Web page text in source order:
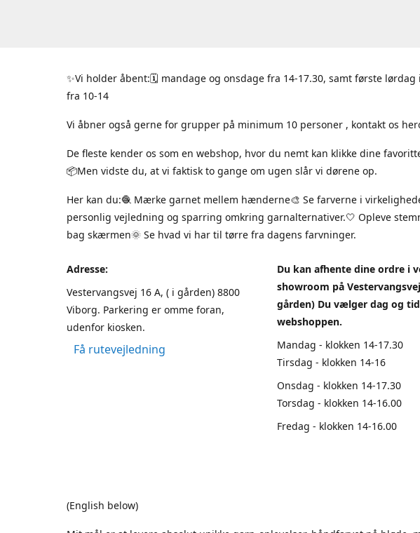
✨Vi holder åbent:🗓 mandage og onsdage fra 14-17.30, samt første lørdag
fra 10-14
Vi åbner også gerne for grupper på minimum 10 personer , kontakt os
De fleste kender os som en webshop, hvor du nemt kan klikke dine
📦Men vidste du, at vi faktisk to gange om ugen slår vi dørene op.
Her kan du:🧶 Mærke garnet mellem hænderne🎨 Se farverne i
personlig vejledning og sparring omkring garnalternativer.🤍 Opleve
bag skærmen🌞 Se hvad vi har til tørre fra dagens farvninger.
Adresse:
Vestervangsvej 16 A, ( i gården) 8800
Viborg. Parkering er omme foran,
udenfor kiosken.
Få rutevejledning
Du kan afhente dine ordre i
showroom på
gården) Du vælger dag og
webshoppen.
Mandag - klokken 14-17.30
Tirsdag - klokken 14-16
Onsdag - klokken 14-17.30
Torsdag - klokken 14-16.00
Fredag - klokken 14-16.00
(English below)